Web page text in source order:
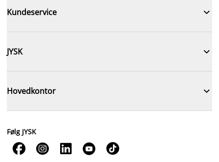
Kundeservice 
JYSK 
Hovedkontor 
Følg JYSK
    